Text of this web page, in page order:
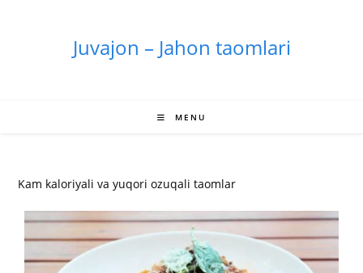
Juvajon – Jahon taomlari
MENU
Kam kaloriyali va yuqori ozuqali taomlar